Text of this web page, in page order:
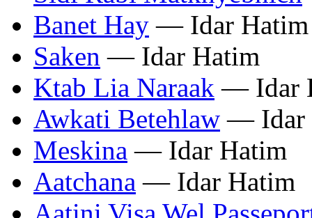
Banet Hay — Idar Hatim
Saken — Idar Hatim
Ktab Lia Naraak — Idar
Awkati Betehlaw — Idar
Meskina — Idar Hatim
Aatchana — Idar Hatim